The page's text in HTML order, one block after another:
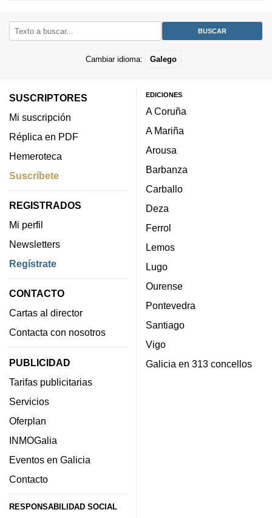
Cambiar idioma: Galego
SUSCRIPTORES
Mi suscripción
Réplica en PDF
Hemeroteca
Suscríbete
REGISTRADOS
Mi perfil
Newsletters
Regístrate
CONTACTO
Cartas al director
Contacta con nosotros
PUBLICIDAD
Tarifas publicitarias
Servicios
Oferplan
INMOGalia
Eventos en Galicia
Contacto
RESPONSABILIDAD SOCIAL
EDICIONES
A Coruña
A Mariña
Arousa
Barbanza
Carballo
Deza
Ferrol
Lemos
Lugo
Ourense
Pontevedra
Santiago
Vigo
Galicia en 313 concellos